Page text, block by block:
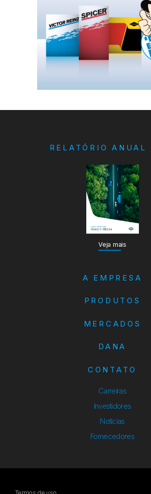
RELATÓRIO ANUAL
Veja mais
A EMPRESA
PRODUTOS
MERCADOS
DANA
CONTATO
Carreiras
Investidores
Notícias
Fornecedores